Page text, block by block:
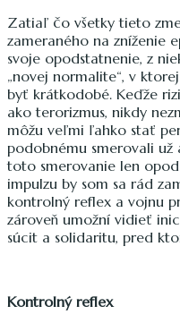
Zatiaľ čo všetky tieto
zameraného na zníženie
svoje opodstatnenie, z
„novej normalite“, v
byť krátkodobé. Keďže
ako terorizmus, nikdy
môžu veľmi ľahko stať
podobnému smerovali už
toto smerovanie len
impulzu by som sa rád
kontrolný reflex a vojnu
zároveň umožní vidieť
súcit a solidaritu, pred
Kontrolný reflex